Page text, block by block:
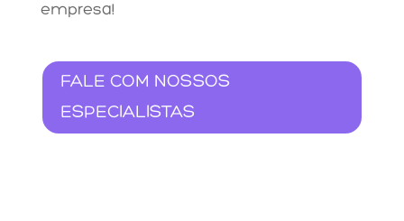
empresa!
FALE COM NOSSOS
ESPECIALISTAS